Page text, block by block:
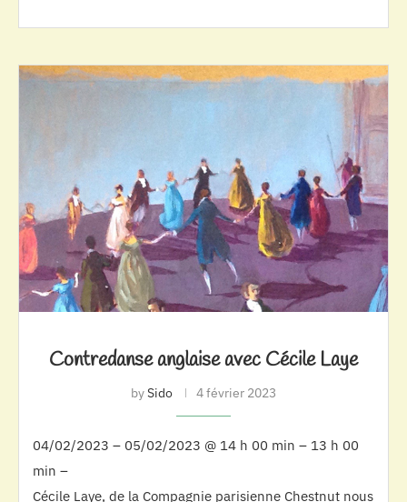
Contredanse anglaise avec Cécile Laye
bySido 4 février 2023
04/02/2023 – 05/02/2023 @ 14 h 00 min – 13 h 00
min –
Cécile Laye, de la Compagnie parisienne Chestnut nous